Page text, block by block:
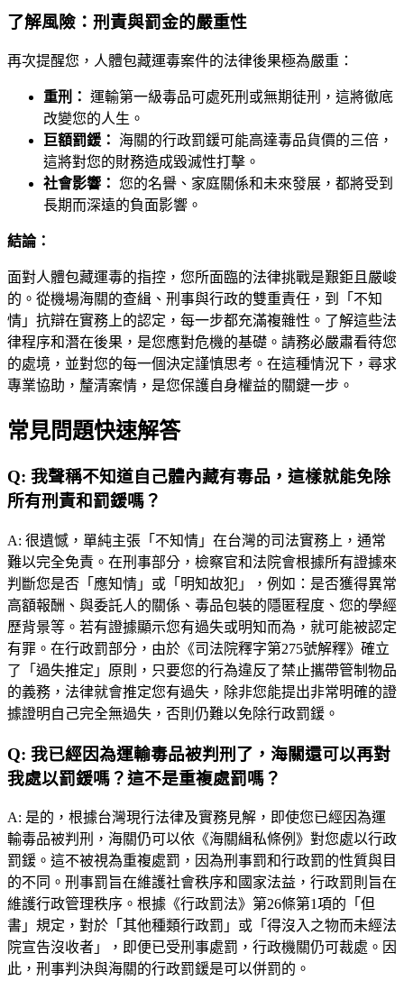
了解風險：刑責與罰金的嚴重性
再次提醒您，人體包藏運毒案件的法律後果極為嚴重：
重刑： 運輸第一級毒品可處死刑或無期徒刑，這將徹底
改變您的人生。
巨額罰鍰：
海關的行政罰鍰可能高達毒品貨價的三倍，
這將對您的財務造成毀滅性打擊。
社會影響： 您的名譽、家庭關係和未來發展，都將受到
長期而深遠的負面影響。
結論：
面對人體包藏運毒的指控，您所面臨的法律挑戰是艱鉅且嚴峻
的。從機場海關的查緝、刑事與行政的雙重責任，到「不知
情」抗辯在實務上的認定，每一步都充滿複雜性。了解這些法
律程序和潛在後果，是您應對危機的基礎。請務必嚴肅看待您
的處境，並對您的每一個決定謹慎思考。在這種情況下，尋求
專業協助，釐清案情，是您保護自身權益的關鍵一步。
常見問題快速解答
Q: 我聲稱不知道自己體內藏有毒品，這樣就能免除
所有刑責和罰鍰嗎？
A: 很遺憾，單純主張「不知情」在台灣的司法實務上，通常
難以完全免責。在刑事部分，檢察官和法院會根據所有證據來
判斷您是否「應知情」或「明知故犯」，例如：是否獲得異常
高額報酬、與委託人的關係、毒品包裝的隱匿程度、您的學經
歷背景等。若有證據顯示您有過失或明知而為，就可能被認定
有罪。在行政罰部分，由於《司法院釋字第275號解釋》確立
了「過失推定」原則，只要您的行為違反了禁止攜帶管制物品
的義務，法律就會推定您有過失，除非您能提出非常明確的證
據證明自己完全無過失，否則仍難以免除行政罰鍰。
Q: 我已經因為運輸毒品被判刑了，海關還可以再對
我處以罰鍰嗎？這不是重複處罰嗎？
A: 是的，根據台灣現行法律及實務見解，即使您已經因為運
輸毒品被判刑，海關仍可以依《海關緝私條例》對您處以行政
罰鍰。這不被視為重複處罰，因為刑事罰和行政罰的性質與目
的不同。刑事罰旨在維護社會秩序和國家法益，行政罰則旨在
維護行政管理秩序。根據《行政罰法》第26條第1項的「但
書」規定，對於「其他種類行政罰」或「得沒入之物而未經法
院宣告沒收者」，即便已受刑事處罰，行政機關仍可裁處。因
此，刑事判決與海關的行政罰鍰是可以併罰的。